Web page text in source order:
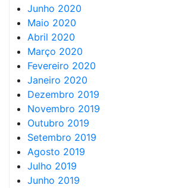
Junho 2020
Maio 2020
Abril 2020
Março 2020
Fevereiro 2020
Janeiro 2020
Dezembro 2019
Novembro 2019
Outubro 2019
Setembro 2019
Agosto 2019
Julho 2019
Junho 2019